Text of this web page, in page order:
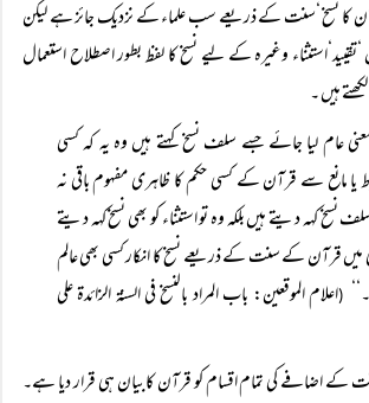
کا نسخ ‘سنت کے ذریعے سب علماء کے نزدیک جائز ہے لیکن
‘تقیید‘استثناء وغیرہ کے لیے نسخ کا لفظ بطور اصطلاح استعمال
ہیں ۔
معنی عام لیا جائے جسے سلف نسخ کہتے ہیں وہ یہ کہ کسی
یا مانع سے قرآن کے کسی حکم کا ظاہری مفہوم باقی نہ
نسخ کہہ دیتے ہیں بلکہ وہ تو استثناء کو بھی نسخ کہہ دیتے
قرآن کے سنت کے ذریعے نسخ کا انکار کسی بھی عالم
(اعلام الموقعین: باب المراد بالنسخ فی السنۃ الزائدۃ علی
کے اضافے کی تمام اقسام کو قرآن کابیان ہی قرار دیا ہے۔